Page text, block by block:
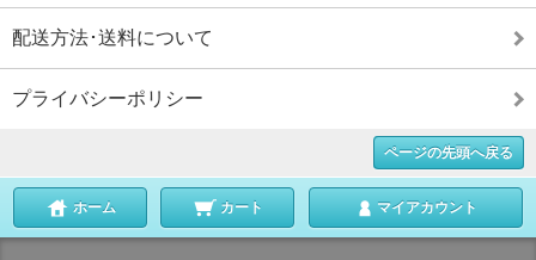
配送方法･送料について
プライバシーポリシー
ページの先頭へ戻る
ホーム カート マイアカウント